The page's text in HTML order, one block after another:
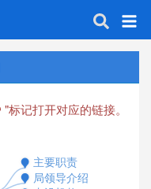
"标记打开对应的链接。